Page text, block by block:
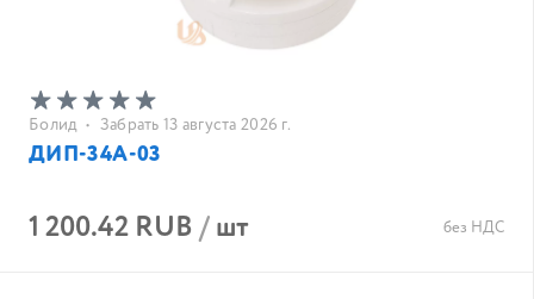
Болид • Забрать 13 августа 2026 г.
ДИП-34А-03
1 200.42 RUB/шт без НДС